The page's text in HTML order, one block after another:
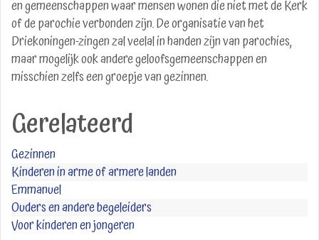
en gemeenschappen waar mensen wonen die niet met de Kerk
of de parochie verbonden zijn. De organisatie van het
Driekoningen-zingen zal veelal in handen zijn van parochies,
maar mogelijk ook andere geloofsgemeenschappen en
misschien zelfs een groepje van gezinnen.
Gerelateerd
Gezinnen
Kinderen in arme of armere landen
Emmanuel
Ouders en andere begeleiders
Voor kinderen en jongeren